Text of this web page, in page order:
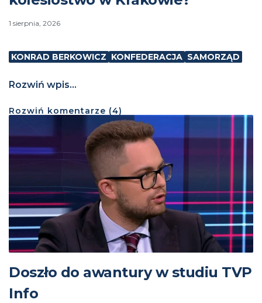
1 sierpnia, 2026
KONRAD BERKOWICZ KONFEDERACJA SAMORZĄD
Rozwiń wpis...
Rozwiń komentarze (4)
Doszło do awantury w studiu TVP
Info